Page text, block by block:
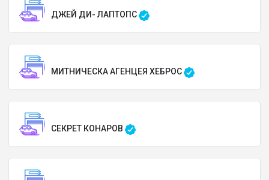
ДЖЕЙ ДИ- ЛАПТОПС
МИТНИЧЕСКА АГЕНЦЕЯ ХЕБРОС
СЕКРЕТ КОНАРОВ